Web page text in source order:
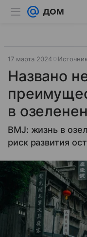
17 марта 2024
Названо
в
BMJ: жизнь в
риск развития